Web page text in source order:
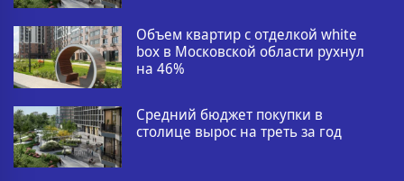
Объем квартир с отделкой white
box в Московской области рухнул
на 46%
Средний бюджет покупки в
столице вырос на треть за год